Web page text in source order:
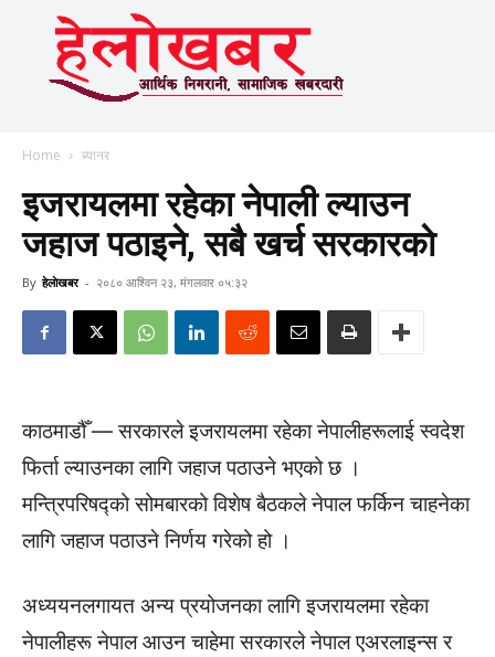
Home ब्यानर
इजरायलमा रहेका नेपाली ल्याउन
जहाज पठाइने, सबै खर्च सरकारकाे
By हेलाेखबर - २०८० आश्विन २३, मंगलवार ०५:३२
काठमाडौँ — सरकारले इजरायलमा रहेका नेपालीहरूलाई स्वदेश
फिर्ता ल्याउनका लागि जहाज पठाउने भएको छ ।
मन्त्रिपरिषद्को सोमबारको विशेष बैठकले नेपाल फर्किन चाहनेका
लागि जहाज पठाउने निर्णय गरेको हो ।
अध्ययनलगायत अन्य प्रयोजनका लागि इजरायलमा रहेका
नेपालीहरू नेपाल आउन चाहेमा सरकारले नेपाल एअरलाइन्स र